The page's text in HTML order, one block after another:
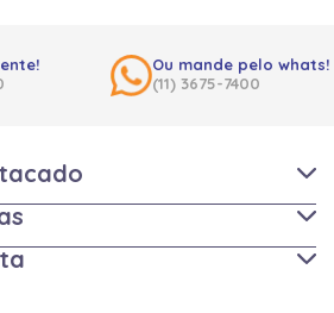
Ou mande pelo whats!
(11) 3675-7400